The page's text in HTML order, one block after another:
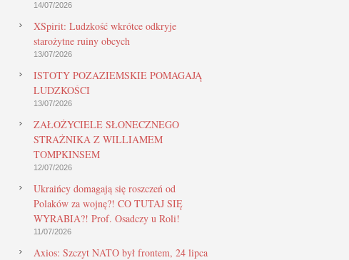
14/07/2026
XSpirit: Ludzkość wkrótce odkryje
starożytne ruiny obcych
13/07/2026
ISTOTY POZAZIEMSKIE POMAGAJĄ
LUDZKOŚCI
13/07/2026
ZAŁOŻYCIELE SŁONECZNEGO
STRAŻNIKA Z WILLIAMEM
TOMPKINSEM
12/07/2026
Ukraińcy domagają się roszczeń od
Polaków za wojnę?! CO TUTAJ SIĘ
WYRABIA?! Prof. Osadczy u Roli!
11/07/2026
Axios: Szczyt NATO był frontem, 24 lipca